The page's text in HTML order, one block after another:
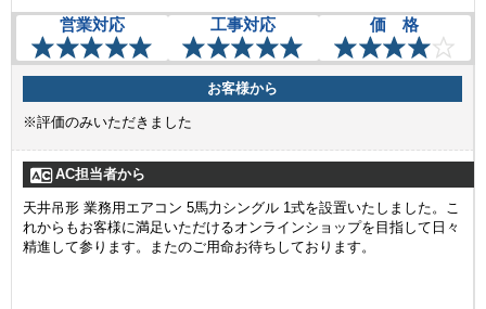
営業対応 工事対応 価 格
お客様から
※評価のみいただきました
AC担当者から
天井吊形 業務用エアコン 5馬力シングル 1式を設置いたしました。こ
れからもお客様に満足いただけるオンラインショップを目指して日々
精進して参ります。またのご用命お待ちしております。